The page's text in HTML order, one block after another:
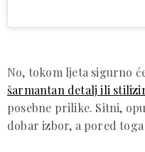
No, tokom ljeta sigurno
šarmantan detalj ili
posebne prilike. Sitni,
dobar izbor, a pored